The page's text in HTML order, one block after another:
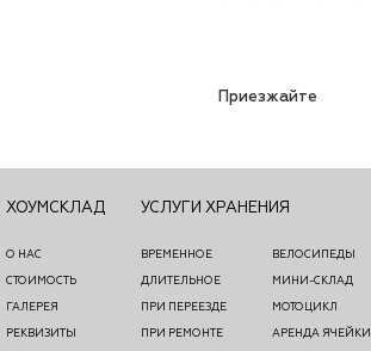
Приезжайте
ХОУМСКЛАД
О НАС
СТОИМОСТЬ
ГАЛЕРЕЯ
РЕКВИЗИТЫ
УСЛУГИ ХРАНЕНИЯ
ВРЕМЕННОЕ
ДЛИТЕЛЬНОЕ
ПРИ ПЕРЕЕЗДЕ
ПРИ РЕМОНТЕ
ВЕЛОСИПЕДЫ
МИНИ-СКЛАД
МОТОЦИКЛ
АРЕНДА ЯЧЕЙКИ